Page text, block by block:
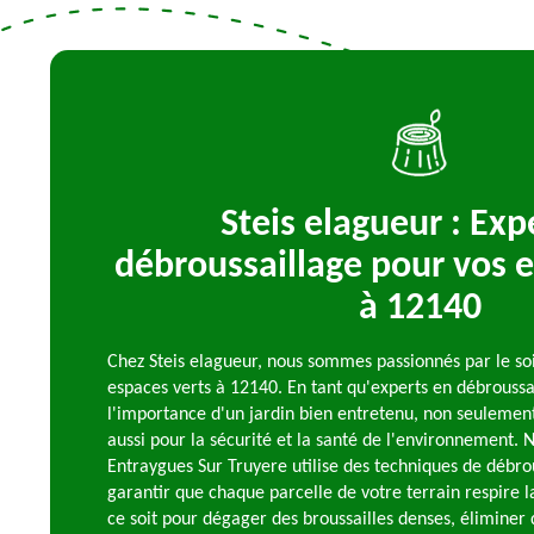
Steis elagueur :
débroussaillage pour vos
à 12140
Chez Steis elagueur, nous sommes passionnés par le
espaces verts à 12140. En tant qu'experts en
l'importance d'un jardin bien entretenu, non
aussi pour la sécurité et la santé de l'environnement.
Entraygues Sur Truyere utilise des techniques de
garantir que chaque parcelle de votre terrain respire
ce soit pour dégager des broussailles denses, éliminer